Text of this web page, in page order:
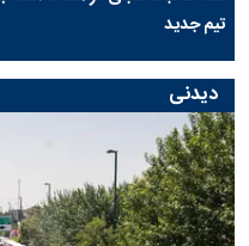
تیم جدید
دیدنی